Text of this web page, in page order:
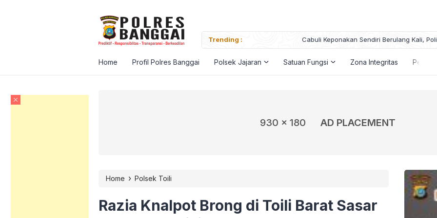
Trending :
Pantau Vaksinasi Massal Target Satu Juta Cabuli Keponakan Sendiri Berulang Kali, Polisi Tangkap
Home Profil Polres Banggai Polsek Jajaran Satuan Fungsi Zona Integritas
930 x 180 AD PLACEMENT
Home › Polsek Toili
Razia Knalpot Brong di Toili Barat Sasar